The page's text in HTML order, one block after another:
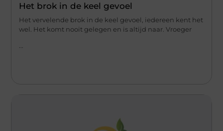
Het brok in de keel gevoel
Het vervelende brok in de keel gevoel, iedereen kent het
wel. Het komt nooit gelegen en is altijd naar. Vroeger
...